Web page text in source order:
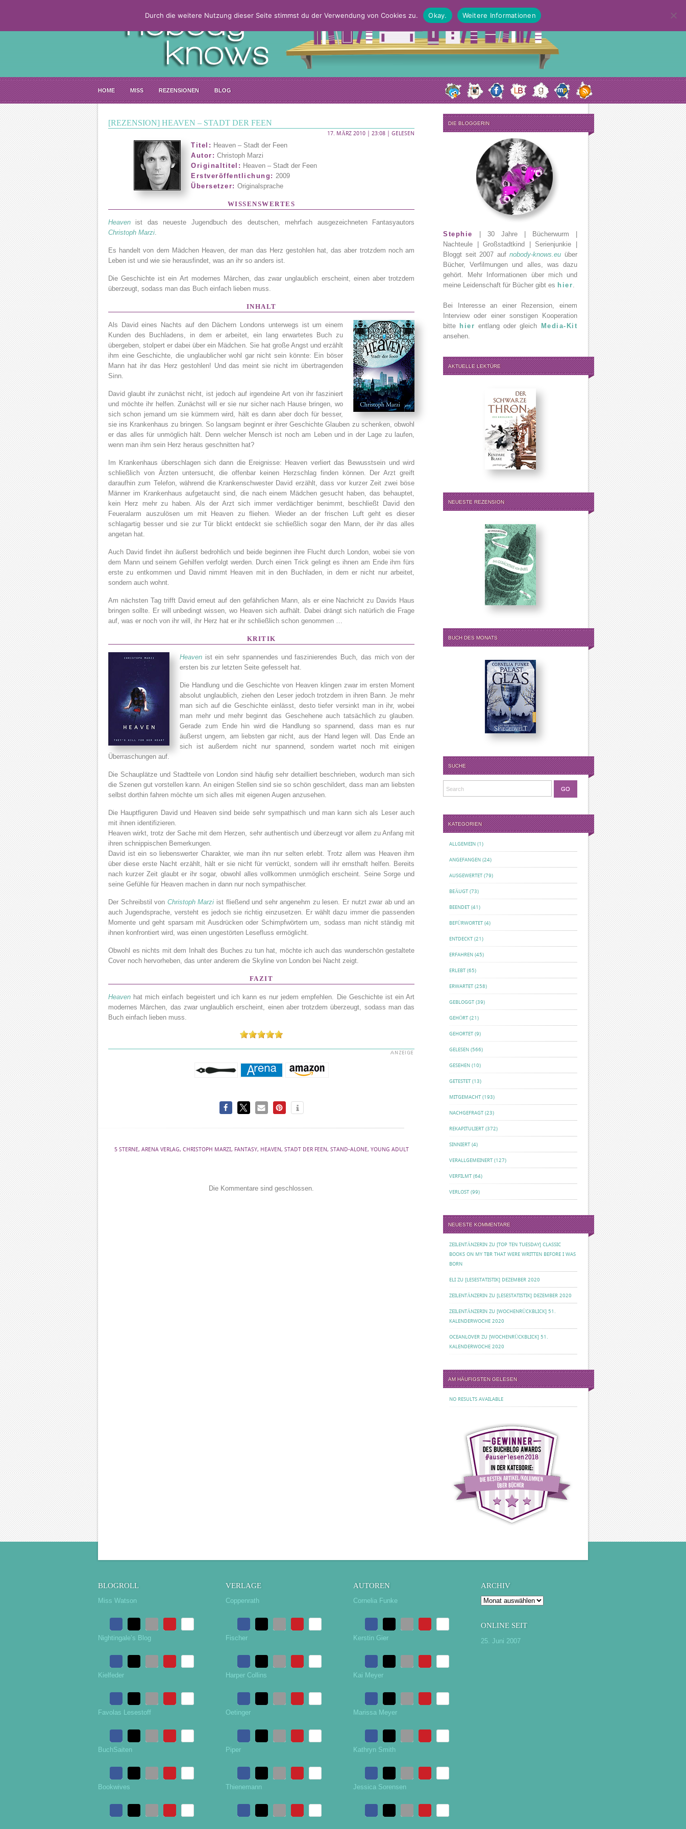
HOME MISS REZENSIONEN BLOG
[REZENSION] HEAVEN – STADT DER FEEN
17. MÄRZ 2010 | 23:08 | GELESEN
Titel: Heaven – Stadt der Feen
Autor: Christoph Marzi
Originaltitel: Heaven – Stadt der Feen
Erstveröffentlichung: 2009
Übersetzer: Originalsprache
WISSENSWERTES
Heaven ist das neueste Jugendbuch des deutschen, mehrfach ausgezeichneten Fantasyautors
Christoph Marzi.
Es handelt von dem Mädchen Heaven, der man das Herz gestohlen hat, das aber trotzdem noch am
Leben ist und wie sie herausfindet, was an ihr so anders ist.
Die Geschichte ist ein Art modernes Märchen, das zwar unglaublich erscheint, einen aber trotzdem
überzeugt, sodass man das Buch einfach lieben muss.
INHALT
Als David eines Nachts auf den Dächern Londons unterwegs ist um einem
Kunden des Buchladens, in dem er arbeitet, ein lang erwartetes Buch zu
übergeben, stolpert er dabei über ein Mädchen. Sie hat große Angst und erzählt
ihm eine Geschichte, die unglaublicher wohl gar nicht sein könnte: Ein böser
Mann hat ihr das Herz gestohlen! Und das meint sie nicht im übertragenden
Sinn.
David glaubt ihr zunächst nicht, ist jedoch auf irgendeine Art von ihr fasziniert
und möchte ihr helfen. Zunächst will er sie nur sicher nach Hause bringen, wo
sich schon jemand um sie kümmern wird, hält es dann aber doch für besser,
sie ins Krankenhaus zu bringen. So langsam beginnt er ihrer Geschichte Glauben zu schenken, obwohl
er das alles für unmöglich hält. Denn welcher Mensch ist noch am Leben und in der Lage zu laufen,
wenn man ihm sein Herz heraus geschnitten hat?
Im Krankenhaus überschlagen sich dann die Ereignisse: Heaven verliert das Bewusstsein und wird
schließlich von Ärzten untersucht, die offenbar keinen Herzschlag finden können. Der Arzt greift
daraufhin zum Telefon, während die Krankenschwester David erzählt, dass vor kurzer Zeit zwei böse
Männer im Krankenhaus aufgetaucht sind, die nach einem Mädchen gesucht haben, das behauptet,
kein Herz mehr zu haben. Als der Arzt sich immer verdächtiger benimmt, beschließt David den
Feueralarm auszulösen um mit Heaven zu fliehen. Wieder an der frischen Luft geht es dieser
schlagartig besser und sie zur Tür blickt entdeckt sie schließlich sogar den Mann, der ihr das alles
angetan hat.
Auch David findet ihn äußerst bedrohlich und beide beginnen ihre Flucht durch London, wobei sie von
dem Mann und seinem Gehilfen verfolgt werden. Durch einen Trick gelingt es ihnen am Ende ihm fürs
erste zu entkommen und David nimmt Heaven mit in den Buchladen, in dem er nicht nur arbeitet,
sondern auch wohnt.
Am nächsten Tag trifft David erneut auf den gefährlichen Mann, als er eine Nachricht zu Davids Haus
bringen sollte. Er will unbedingt wissen, wo Heaven sich aufhält. Dabei drängt sich natürlich die Frage
auf, was er noch von ihr will, ihr Herz hat er ihr schließlich schon genommen …
KRITIK
Heaven ist ein sehr spannendes und faszinierendes Buch, das mich von der
ersten bis zur letzten Seite gefesselt hat.
Die Handlung und die Geschichte von Heaven klingen zwar im ersten Moment
absolut unglaublich, ziehen den Leser jedoch trotzdem in ihren Bann. Je mehr
man sich auf die Geschichte einlässt, desto tiefer versinkt man in ihr, wobei
man mehr und mehr beginnt das Geschehene auch tatsächlich zu glauben.
Gerade zum Ende hin wird die Handlung so spannend, dass man es nur
äußerst ungern, am liebsten gar nicht, aus der Hand legen will. Das Ende an
sich ist außerdem nicht nur spannend, sondern wartet noch mit einigen
Überraschungen auf.
Die Schauplätze und Stadtteile von London sind häufig sehr detailliert beschrieben, wodurch man sich
die Szenen gut vorstellen kann. An einigen Stellen sind sie so schön geschildert, dass man am liebsten
selbst dorthin fahren möchte um sich alles mit eigenen Augen anzusehen.
Die Hauptfiguren David und Heaven sind beide sehr sympathisch und man kann sich als Leser auch
mit ihnen identifizieren.
Heaven wirkt, trotz der Sache mit dem Herzen, sehr authentisch und überzeugt vor allem zu Anfang mit
ihren schnippischen Bemerkungen.
David ist ein so liebenswerter Charakter, wie man ihn nur selten erlebt. Trotz allem was Heaven ihm
über diese erste Nacht erzählt, hält er sie nicht für verrückt, sondern will ihr ernsthaft helfen. Bereits
nach kurzer Zeit glaubt er ihr sogar, obwohl alles vollkommen unmöglich erscheint. Seine Sorge und
seine Gefühle für Heaven machen in dann nur noch sympathischer.
Der Schreibstil von Christoph Marzi ist fließend und sehr angenehm zu lesen. Er nutzt zwar ab und an
auch Jugendsprache, versteht es jedoch sie richtig einzusetzen. Er wählt dazu immer die passenden
Momente und geht sparsam mit Ausdrücken oder Schimpfwörtern um, sodass man nicht ständig mit
ihnen konfrontiert wird, was einen ungestörten Lesefluss ermöglicht.
Obwohl es nichts mit dem Inhalt des Buches zu tun hat, möchte ich auch das wunderschön gestaltete
Cover noch hervorheben, das unter anderem die Skyline von London bei Nacht zeigt.
FAZIT
Heaven hat mich einfach begeistert und ich kann es nur jedem empfehlen. Die Geschichte ist ein Art
modernes Märchen, das zwar unglaublich erscheint, einen aber trotzdem überzeugt, sodass man das
Buch einfach lieben muss.
5 STERNE, ARENA VERLAG, CHRISTOPH MARZI, FANTASY, HEAVEN, STADT DER FEEN, STAND-ALONE, YOUNG ADULT
Die Kommentare sind geschlossen.
DIE BLOGGERIN
Stephie | 30 Jahre | Bücherwurm |
Nachteule | Großstadtkind | Serienjunkie |
Bloggt seit 2007 aufnobody-knows.eu über
Bücher, Verfilmungen und alles, was dazu
gehört. Mehr Informationen über mich und
meine Leidenschaft für Bücher gibt es hier.
Bei Interesse an einer Rezension, einem
Interview oder einer sonstigen Kooperation
bitte hier entlang oder gleich
Media-Kit
ansehen.
AKTUELLE LEKTÜRE
NEUESTE REZENSION
BUCH DES MONATS
SUCHE
KATEGORIEN
ALLGEMEIN (1)
ANGEFANGEN (24)
AUSGEWERTET (79)
BEÄUGT (73)
BEENDET (41)
BEFÜRWORTET (4)
ENTDECKT (21)
ERFAHREN (45)
ERLEBT (65)
ERWARTET (258)
GEBLOGGT (39)
GEHÖRT (21)
GEHORTET (9)
GELESEN (566)
GESEHEN (10)
GETESTET (13)
MITGEMACHT (193)
NACHGEFRAGT (23)
REKAPITULIERT (372)
SINNIERT (4)
VERALLGEMEINERT (127)
VERFILMT (64)
VERLOST (99)
NEUESTE KOMMENTARE
ZEILENTÄNZERIN ZU [TOP TEN TUESDAY] CLASSIC
BOOKS ON MY TBR THAT WERE WRITTEN BEFORE I WAS
BORN
ELI ZU [LESESTATISTIK] DEZEMBER 2020
ZEILENTÄNZERIN ZU [LESESTATISTIK] DEZEMBER 2020
ZEILENTÄNZERIN ZU [WOCHENRÜCKBLICK] 51.
KALENDERWOCHE 2020
OCEANLOVER ZU [WOCHENRÜCKBLICK] 51.
KALENDERWOCHE 2020
AM HÄUFIGSTEN GELESEN
NO RESULTS AVAILABLE
BLOGROLL
Miss Watson
Nightingale’s Blog
Kielfeder
Favolas Lesestoff
BuchSaiten
Bookwives
VERLAGE
Coppenrath
Fischer
Harper Collins
Oetinger
Piper
Thienemann
AUTOREN
Cornelia Funke
Kerstin Gier
Kai Meyer
Marissa Meyer
Kathryn Smith
Jessica Sorensen
ARCHIV
Archiv
ONLINE SEIT
25. Juni 2007
Durch die weitere Nutzung dieser Seite stimmst du der Verwendung von Cookies zu. Okay. Weitere Informationen